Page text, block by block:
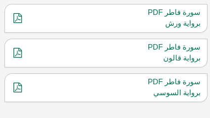
سورة فاطر PDF
برواية ورش
سورة فاطر PDF
برواية قالون
سورة فاطر PDF
برواية السوسي